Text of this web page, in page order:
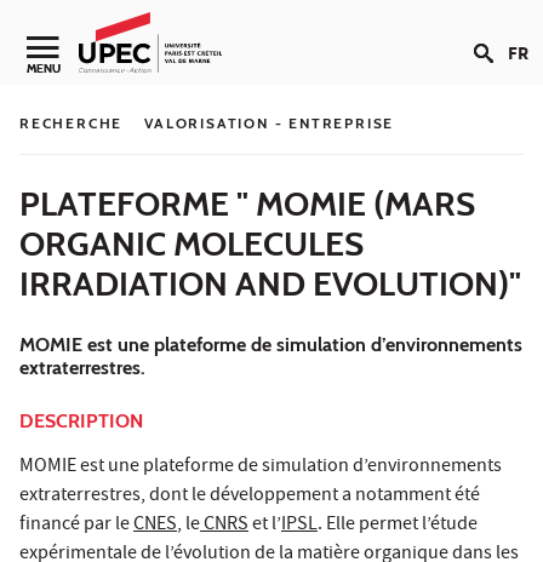
Aller au contenu
Navigation secondaire
MENU FR
RECHERCHE VALORISATION - ENTREPRISE
PLATEFORME " MOMIE (MARS
ORGANIC MOLECULES
IRRADIATION AND EVOLUTION)"
MOMIE est une plateforme de simulation d’environnements
extraterrestres.
DESCRIPTION
MOMIE est une plateforme de simulation d’environnements
extraterrestres, dont le développement a notamment été
financé par leCNES, leCNRSet l’IPSL. Elle permet l’étude
expérimentale de l’évolution de la matière organique dans les